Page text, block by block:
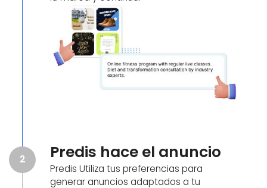
2 Predis hace el anuncio
Predis Utiliza tus preferencias para
generar anuncios adaptados a tu